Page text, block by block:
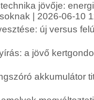
jövője:
| 2026-06-10
új versus
a jövő
akkumulátor